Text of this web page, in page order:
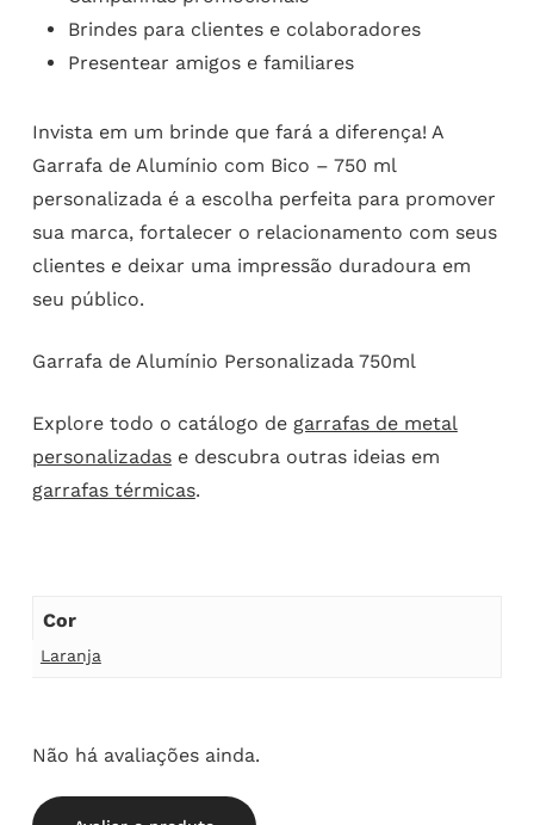
Brindes para clientes e colaboradores
Presentear amigos e familiares
Invista em um brinde que fará a diferença! A
Garrafa de Alumínio com Bico – 750 ml
personalizada é a escolha perfeita para promover
sua marca, fortalecer o relacionamento com seus
clientes e deixar uma impressão duradoura em
seu público.
Garrafa de Alumínio Personalizada 750ml
Explore todo o catálogo de garrafas de metal
personalizadase descubra outras ideias em
garrafas térmicas.
Cor
Laranja
Não há avaliações ainda.